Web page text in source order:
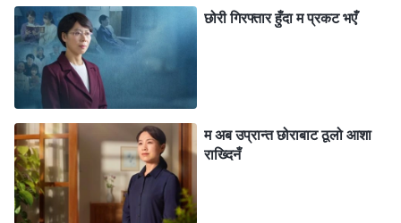
कर्तव्य लिन अस्वीकार गरेँ र नयाँ विश्वासीहरूलाई मलजल गर्ने
कामलाई निरन्तरता दिएँ।
समय बित्दै गयो, र चाँडै नै सन् २०१० भयो। मेरो छोरो अब २५
वर्षको भयो, र उसका सबै साथीहरूको बिहे भइसकेको थियो, तर
उसको अझै भएको थिएन। म धेरै चिन्तित थिएँ। यद्यपि मैले आफ्नो
कर्तव्य निर्वाह गर्दै पैसा कमाउन काम गरिरहेकी थिएँ, तैपनि उसको
बिहेका लागि मैले बचत गरेको पैसा अझै पनि अपुग नै थियो। अझ धेरै
छोरी गिरफ्तार हुँदा म प्रकट भएँ
म अब उप्रान्त छोराबाट ठूलो आशा
राख्दिनँ